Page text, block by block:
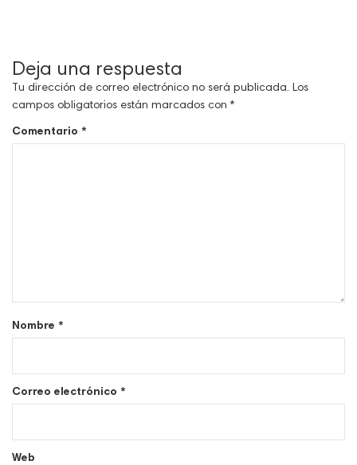
Deja una respuesta
Tu dirección de correo electrónico no será publicada. Los
campos obligatorios están marcados con *
Comentario *
Nombre *
Correo electrónico *
Web